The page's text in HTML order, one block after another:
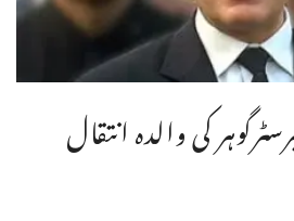
کی والدہ انتقال